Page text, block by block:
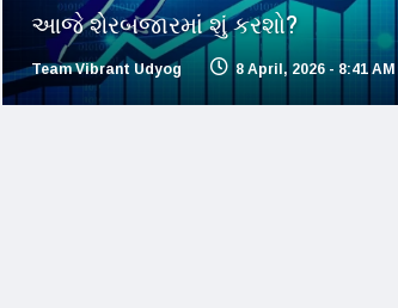
આજે શેરબજારમાં શું કરશો?
Team Vibrant Udyog 8 April, 2026 - 8:41 AM